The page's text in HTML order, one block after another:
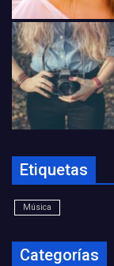
Etiquetas
Música
Categorías